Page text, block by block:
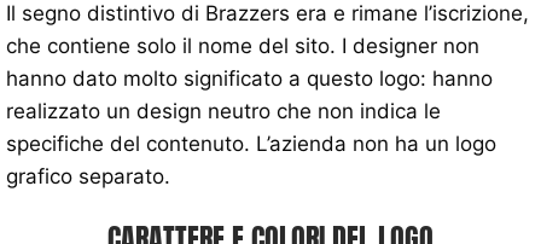
Il segno distintivo di Brazzers era e rimane l’iscrizione,
che contiene solo il nome del sito. I designer non
hanno dato molto significato a questo logo: hanno
realizzato un design neutro che non indica le
specifiche del contenuto. L’azienda non ha un logo
grafico separato.